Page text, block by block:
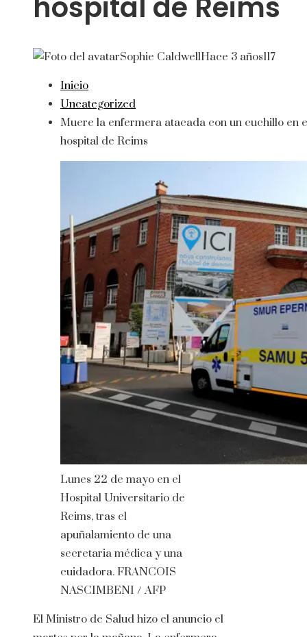
Sophie CaldwellHace 3 años117
Inicio
Uncategorized
Muere la enfermera atacada con un cuchillo en
hospital de Reims
Lunes 22 de mayo en el
Hospital Universitario de
Reims, tras el
apuñalamiento de una
secretaria médica y una
cuidadora. FRANCOIS
NASCIMBENI / AFP
El Ministro de Salud hizo el anuncio el